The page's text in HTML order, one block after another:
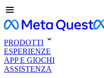
PRODOTTI
ESPERIENZE
APP E GIOCHI
ASSISTENZA